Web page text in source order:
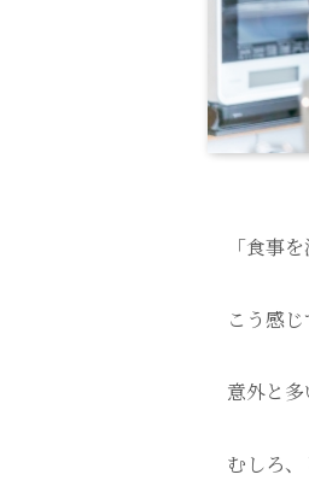
「食事
こう感
意外と多
むしろ